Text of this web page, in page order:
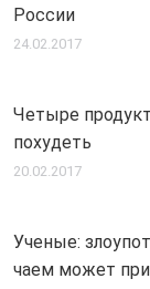
России
24.02.2017
Четыре
похудеть
20.02.2017
Ученые:
чаем может